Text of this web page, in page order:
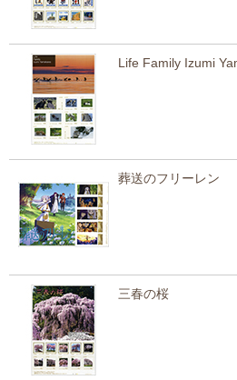
Life Family Izumi
葬送のフリーレン
三春の桜